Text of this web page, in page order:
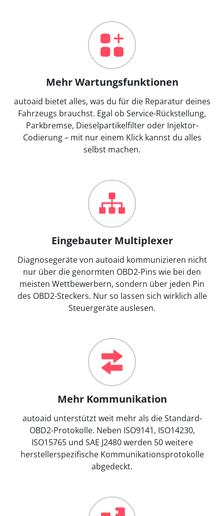
Mehr Wartungsfunktionen
autoaid bietet alles, was du für die Reparatur deines
Fahrzeugs brauchst. Egal ob Service-Rückstellung,
Parkbremse, Dieselpartikelfilter oder Injektor-
Codierung – mit nur einem Klick kannst du alles
selbst machen.
Eingebauter Multiplexer
Diagnosegeräte von autoaid kommunizieren nicht
nur über die genormten OBD2-Pins wie bei den
meisten Wettbewerbern, sondern über jeden Pin
des OBD2-Steckers. Nur so lassen sich wirklich alle
Steuergeräte auslesen.
Mehr Kommunikation
autoaid unterstützt weit mehr als die Standard-
OBD2-Protokolle. Neben ISO9141, ISO14230,
ISO15765 und SAE J2480 werden 50 weitere
herstellerspezifische Kommunikationsprotokolle
abgedeckt.